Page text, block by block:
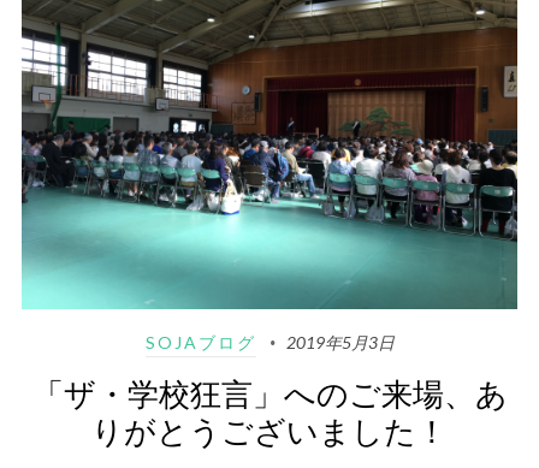
SOJAブログ 2019年5月3日
「ザ・学校狂言」へのご来場、あ
りがとうございました！